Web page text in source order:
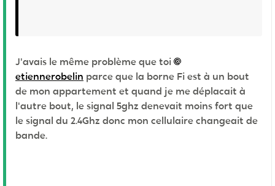
J'avais le même problème que toi
etiennerobelin parce que la borne Fi est à un bout
de mon appartement et quand je me déplacait à
l'autre bout, le signal 5ghz denevait moins fort que
le signal du 2.4Ghz donc mon cellulaire changeait de
bande.